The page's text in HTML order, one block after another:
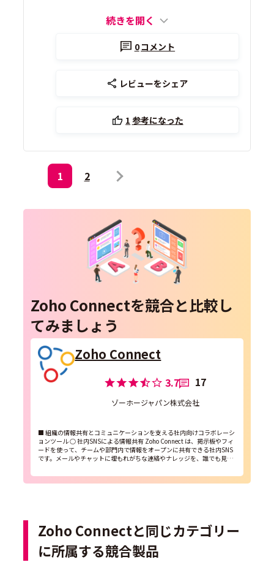
続きを開く
0コメント
レビューをシェア
1 参考になった
1 2
Zoho Connectを競合と比較し
てみましょう
Zoho Connect
3.7 17
ゾーホージャパン株式会社
■ 組織の情報共有とコミュニケーションを支える社内向けコラボレーシ
ョンツール ○ 社内SNSによる情報共有 Zoho Connect は、掲示板やフィ
ードを使って、チームや部門内で情報をオープンに共有できる社内SNS
です。メールやチャットに埋もれがちな連絡やナレッジを、誰でも見つ
Zoho Connectと同じカテゴリー
に所属する競合製品